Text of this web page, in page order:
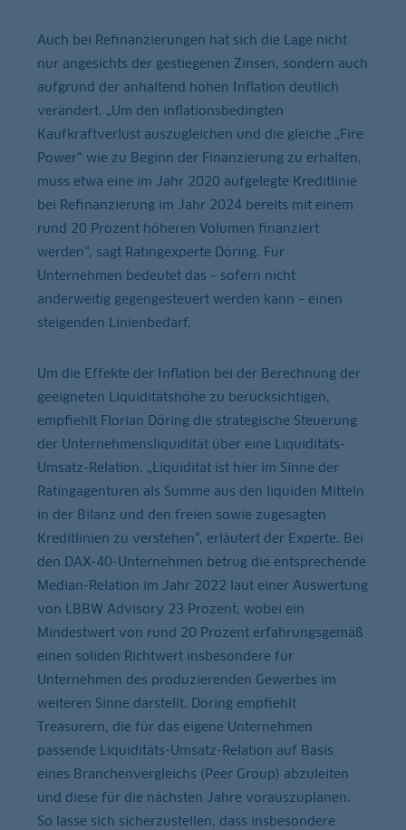
Auch bei Refinanzierungen hat sich die Lage nicht
nur angesichts der gestiegenen Zinsen, sondern auch
aufgrund der anhaltend hohen Inflation deutlich
verändert. „Um den inflationsbedingten
Kaufkraftverlust auszugleichen und die gleiche „Fire
Power“ wie zu Beginn der Finanzierung zu erhalten,
muss etwa eine im Jahr 2020 aufgelegte Kreditlinie
bei Refinanzierung im Jahr 2024 bereits mit einem
rund 20 Prozent höheren Volumen finanziert
werden“, sagt Ratingexperte Döring. Für
Unternehmen bedeutet das – sofern nicht
anderweitig gegengesteuert werden kann – einen
steigenden Linienbedarf.
Um die Effekte der Inflation bei der Berechnung der
geeigneten Liquiditätshöhe zu berücksichtigen,
empfiehlt Florian Döring die strategische Steuerung
der Unternehmensliquidität über eine Liquiditäts-
Umsatz-Relation. „Liquidität ist hier im Sinne der
Ratingagenturen als Summe aus den liquiden Mitteln
in der Bilanz und den freien sowie zugesagten
Kreditlinien zu verstehen“, erläutert der Experte. Bei
den DAX-40-Unternehmen betrug die entsprechende
Median-Relation im Jahr 2022 laut einer Auswertung
von LBBW Advisory 23 Prozent, wobei ein
Mindestwert von rund 20 Prozent erfahrungsgemäß
einen soliden Richtwert insbesondere für
Unternehmen des produzierenden Gewerbes im
weiteren Sinne darstellt. Döring empfiehlt
Treasurern, die für das eigene Unternehmen
passende Liquiditäts-Umsatz-Relation auf Basis
eines Branchenvergleichs (Peer Group) abzuleiten
und diese für die nächsten Jahre vorauszuplanen.
So lasse sich sicherzustellen, dass insbesondere